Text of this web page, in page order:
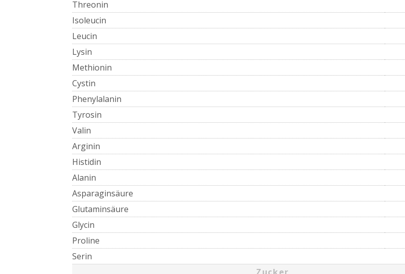
Threonin
Isoleucin
Leucin
Lysin
Methionin
Cystin
Phenylalanin
Tyrosin
Valin
Arginin
Histidin
Alanin
Asparaginsäure
Glutaminsäure
Glycin
Proline
Serin